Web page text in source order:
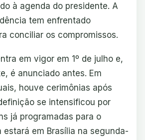
à agenda do presidente. A
tem enfrentado
conciliar os compromissos.
em vigor em 1º de julho e,
é anunciado antes. Em
houve cerimônias após
se intensificou por
já programadas para o
estará em Brasília na segunda-